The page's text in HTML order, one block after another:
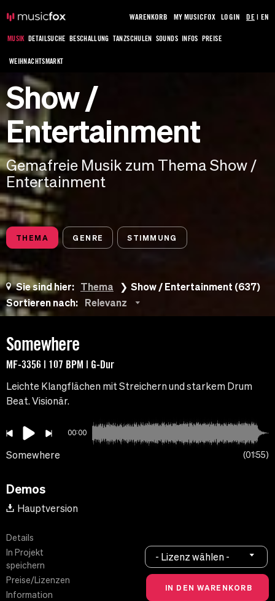
MUSIK DETAILSUCHE BESCHALLUNG TANZSCHULEN SOUNDS INFOS PREISE
WEIHNACHTSMARKT
WARENKORB MY MUSICFOX LOGIN DE| EN
Show /
Entertainment
Gemafreie Musik zum Thema Show /
Entertainment
THEMA GENRE STIMMUNG
Sie sind hier: Thema
Show / Entertainment (637)
Sortieren nach:
Relevanz
Somewhere
MF-3356 | 107 BPM | G-Dur
Leichte Klangflächen mit Streichern und starkem Drum
Beat. Visionär.
00:00
Somewhere 01:55
Demos
Hauptversion
Details
In Projekt
speichern
Preise/Lizenzen
Information
- Lizenz wählen -